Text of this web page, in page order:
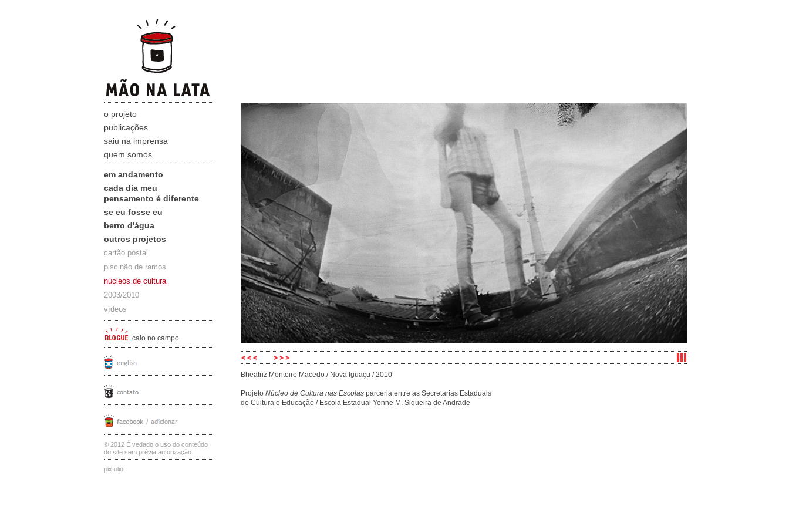
o projeto
publicações
saiu na imprensa
quem somos
em andamento
cada dia meu
pensamento é diferente
se eu fosse eu
berro d'água
outros projetos
cartão postal
piscinão de ramos
núcleos de cultura
2003/2010
vídeos
caio no campo
© 2012 É vedado o uso do conteúdo
do site sem prévia autorização.
pixfolio
Bheatriz Monteiro Macedo / Nova Iguaçu / 2010
Projeto Núcleo de Cultura nas Escolas parceria entre as Secretarias Estaduais
de Cultura e Educação / Escola Estadual Yonne M. Siqueira de Andrade